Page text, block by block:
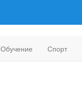
Обучение Спорт